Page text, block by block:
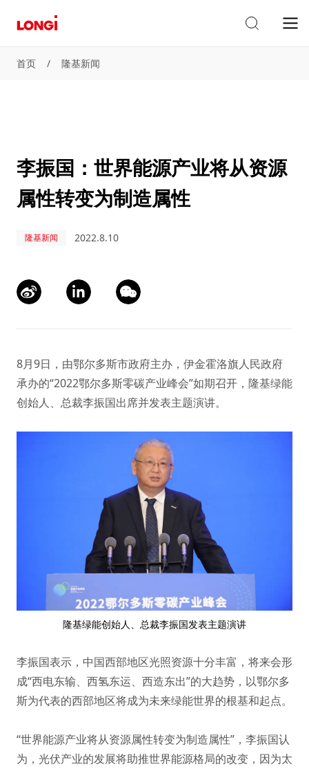
首页 / 隆基新闻
李振国：世界能源产业将从资源
属性转变为制造属性
隆基新闻 2022.8.10
8月9日，由鄂尔多斯市政府主办，伊金霍洛旗人民政府
承办的“2022鄂尔多斯零碳产业峰会”如期召开，隆基绿能
创始人、总裁李振国出席并发表主题演讲。
隆基绿能创始人、总裁李振国发表主题演讲
李振国表示，中国西部地区光照资源十分丰富，将来会形
成“西电东输、西氢东运、西造东出”的大趋势，以鄂尔多
斯为代表的西部地区将成为未来绿能世界的根基和起点。
“世界能源产业将从资源属性转变为制造属性”，李振国认
为，光伏产业的发展将助推世界能源格局的改变，因为太